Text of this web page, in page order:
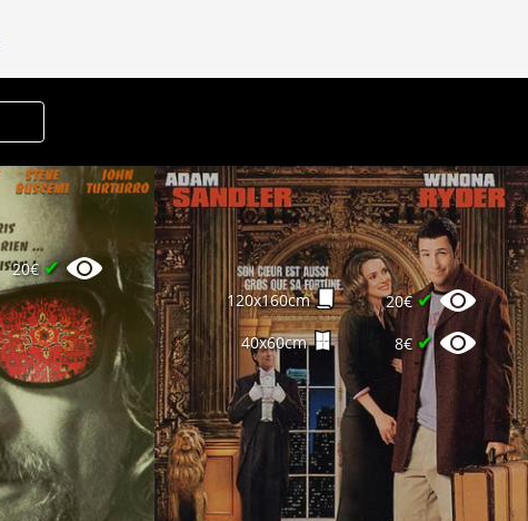
20€✔
120x160cm 20€✔
40x60cm 8€ ✔